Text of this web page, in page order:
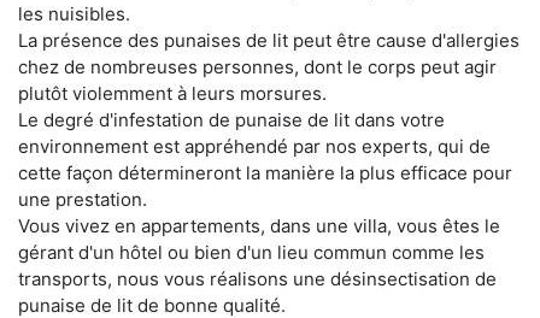
les nuisibles.
La présence des punaises de lit peut être cause d'allergies
chez de nombreuses personnes, dont le corps peut agir
plutôt violemment à leurs morsures.
Le degré d'infestation de punaise de lit dans votre
environnement est appréhendé par nos experts, qui de
cette façon détermineront la manière la plus efficace pour
une prestation.
Vous vivez en appartements, dans une villa, vous êtes le
gérant d'un hôtel ou bien d'un lieu commun comme les
transports, nous vous réalisons une désinsectisation de
punaise de lit de bonne qualité.